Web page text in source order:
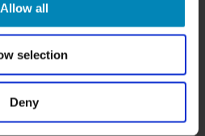
Allow all
selection
Deny